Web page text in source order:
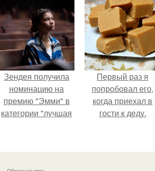
близких и родных
людей.
Зендея получила
номинацию на
премию "Эмми" в
категории "лучшая
сериале" за третий
Первый раз я
попробовал его,
когда приехал в
гости к деду.